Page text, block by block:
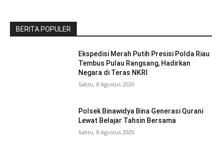
BERITA POPULER
Ekspedisi Merah Putih Presisi Polda Riau
Tembus Pulau Rangsang, Hadirkan
Negara di Teras NKRI
Sabtu, 8 Agustus 2026
Polsek Binawidya Bina Generasi Qurani
Lewat Belajar Tahsin Bersama
Sabtu, 8 Agustus 2026